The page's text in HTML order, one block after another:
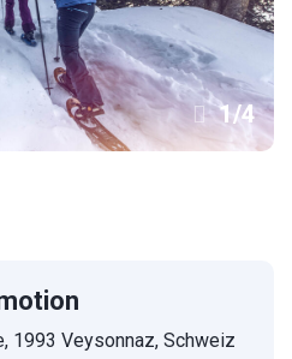
1/4
1993 Veysonnaz, Schweiz